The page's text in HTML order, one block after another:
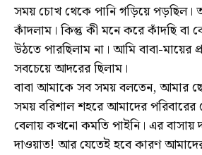
সময় চোখ থেকে পানি গড়িয়ে পড়ছিল।
কাঁদলাম। কিন্তু কী মনে করে কাঁদছি বা
উঠতে পারছিলাম না। আমি বাবা-মায়ের
সবচেয়ে আদরের ছিলাম।
বাবা আমাকে সব সময় বলতেন, আমার
সময় বরিশাল শহরে আমাদের পরিবারের
বেলায় কখনো কমতি পাইনি। এর বাসায়
দাওয়াত! আর যেতেই হবে কারণ